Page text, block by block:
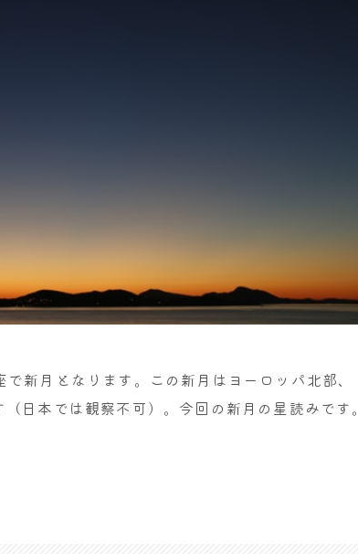
新月となります。この新月はヨーロッパ北部、
日本では観察不可）。今回の新月の星読みです。